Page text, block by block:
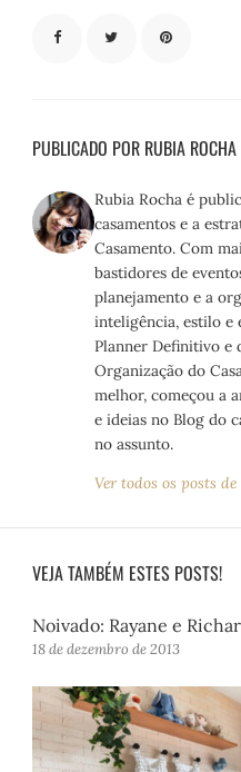
PUBLICADO POR RUBIA ROCHA
Rubia Rocha é
casamentos e a
Casamento. Com
bastidores de
planejamento e a
inteligência, estilo e
Planner Definitivo e
Organização do
melhor, começou a
e ideias no Blog do
no assunto.
Ver todos os posts
VEJA TAMBÉM ESTES POSTS!
Noivado: Rayane e
18 de dezembro de 2013